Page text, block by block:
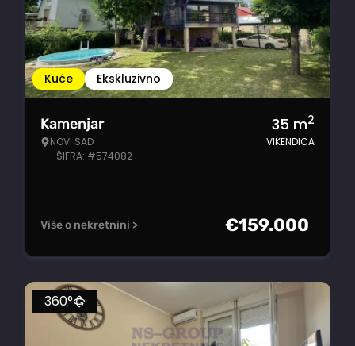
Kuće Ekskluzivno
Kamenjar
NOVI SAD
ŠIFRA: #574082
35 m2
VIKENDICA
Više o nekretnini > €159.000
360°